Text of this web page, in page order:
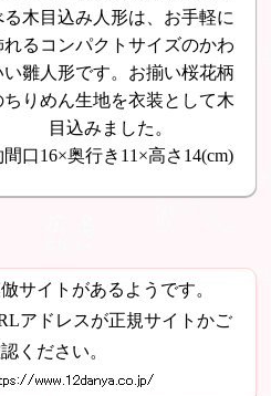
る木目込み人形は、お手軽に
れるコンパクトサイズのかわ
い雛人形です。お揃い桜花柄
ちりめん生地を衣装として木
目込みました。
間口16×奥行き11×高さ14(cm)
サイトがあるようです。
アドレスが正規サイトかご
ください。